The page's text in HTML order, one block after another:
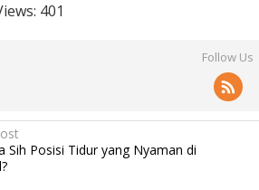
401
Follow Us
Sih Posisi Tidur yang Nyaman di